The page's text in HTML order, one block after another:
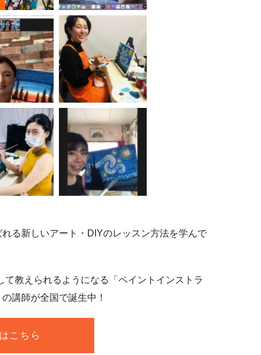
る新しいアート・DIYのレッスン方法を学んで
教えられるようになる「ペイントインストラ
講師が全国で誕生中！
こちら